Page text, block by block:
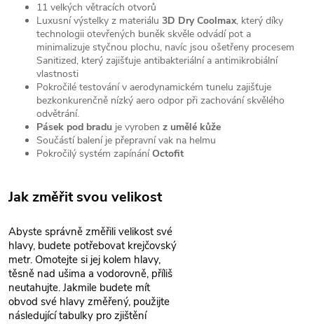
11 velkých větracích otvorů
Luxusní výstelky z materiálu 3D Dry Coolmax, který díky
technologii otevřených buněk skvěle odvádí pot a
minimalizuje styčnou plochu, navíc jsou ošetřeny procesem
Sanitized, který zajišťuje antibakteriální a antimikrobiální
vlastnosti
Pokročilé testování v aerodynamickém tunelu zajišťuje
bezkonkurenčně nízký aero odpor při zachování skvělého
odvětrání.
Pásek pod bradu je vyroben z umělé kůže
Součástí balení je přepravní vak na helmu
Pokročilý systém zapínáníOctofit
Jak změřit svou velikost
Abyste správně změřili velikost své
hlavy, budete potřebovat krejčovský
metr. Omotejte si jej kolem hlavy,
těsně nad ušima a vodorovně, příliš
neutahujte. Jakmile budete mít
obvod své hlavy změřený, použijte
následující tabulky pro zjištění